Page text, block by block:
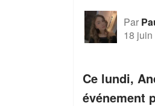
Par
18
Ce lundi,
événement